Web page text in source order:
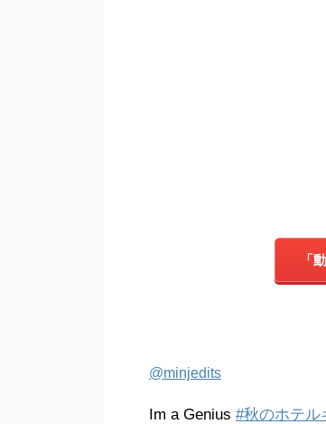
「
@minjedits
Im a Genius #秋のホテル